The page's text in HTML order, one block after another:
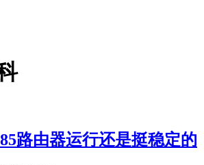
路由器运行还是挺稳定的